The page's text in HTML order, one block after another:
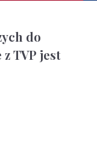
do
TVP jest